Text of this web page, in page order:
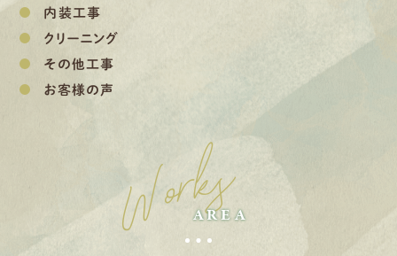
内装工事
クリーニング
その他工事
お客様の声
Works
AREA